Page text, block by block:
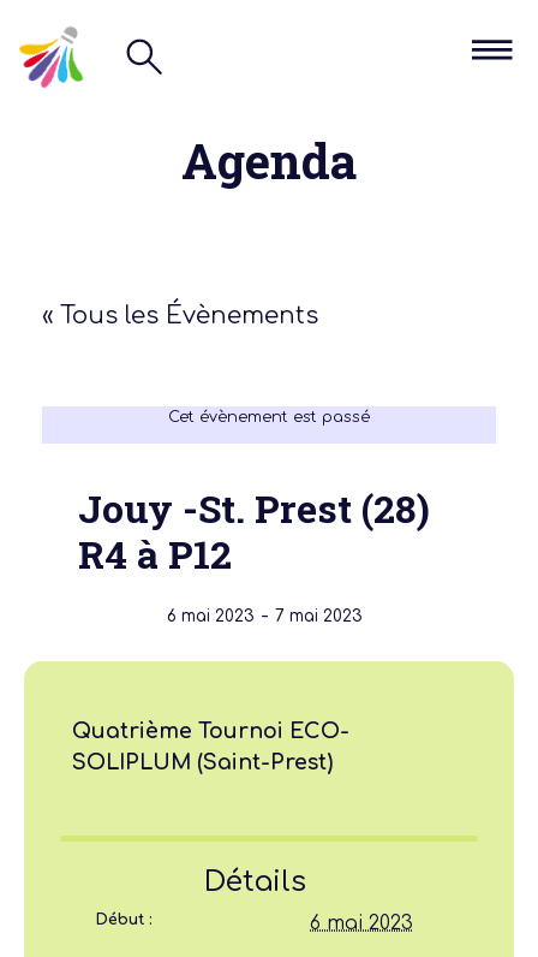
Agenda
« Tous les Évènements
Cet évènement est passé
Jouy -St. Prest (28)
R4 à P12
6 mai 2023 - 7 mai 2023
Quatrième Tournoi ECO-
SOLIPLUM (Saint-Prest)
Détails
Début : 6 mai 2023